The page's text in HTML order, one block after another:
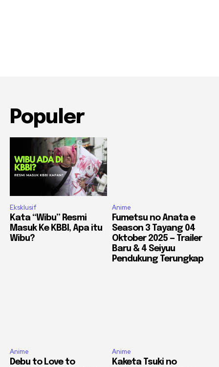
Populer
Eksklusif
Kata “Wibu” Resmi
Masuk Ke KBBI, Apa itu
Wibu?
Anime
Fumetsu no Anata e
Season 3 Tayang 04
Oktober 2025 — Trailer
Baru & 4 Seiyuu
Pendukung Terungkap
Anime
Debu to Love to
Anime
Kaketa Tsuki no